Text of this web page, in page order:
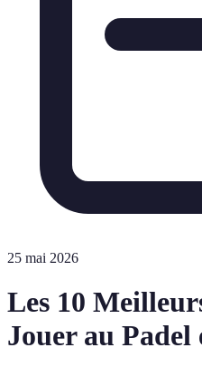
25 mai 2026
Les 10
Jouer au Padel